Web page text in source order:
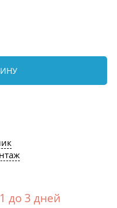
до 3 дней